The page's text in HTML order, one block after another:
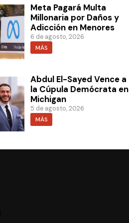
Meta Pagará Multa
Millonaria por Daños y
Adicción en Menores
6 de agosto, 2026
MÁS
Abdul El-Sayed Vence a
la Cúpula Demócrata en
Michigan
5 de agosto, 2026
MÁS